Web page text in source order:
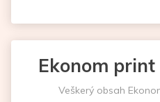
Ekonom
Veškerý obsah